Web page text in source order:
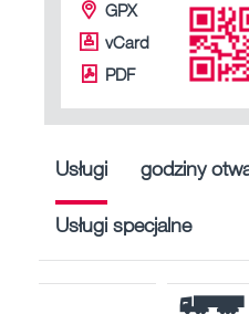
GPX
vCard
PDF
Usługi godziny
Usługi specjalne